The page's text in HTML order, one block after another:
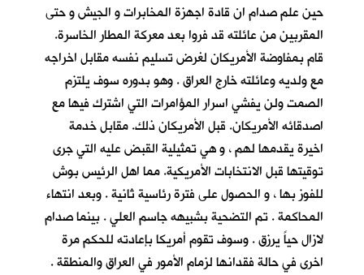
حين علم صدام ان قادة اجهزة المخابرات و الجيش و حتى
المقربين من عائلته قد فروا بعد معركة المطار الخاسرة.
قام بمفاوضة الأمريكان لغرض تسليم نفسه مقابل اخراجه
مع ولديه وعائلته خارج العراق . وهو بدوره سوف يلتزم
الصمت ولن يفشي اسرار المؤامرات التي اشترك فيها مع
اصدقائه الأمريكان. قبل الأمريكان ذلك. مقابل خدمة
اخيرة يقدمها لهم ، و هي تمثيلية القبض عليه التي جرى
توقيتها قبل الانتخابات الأمريكية. مما اهل الرئيس بوش
للفوز بها ، و الحصول على فترة رئاسية ثانية . وبعد انتهاء
المحاكمة . تم التضحية بشبيهه جاسم العلي . بينما صدام
لازال حياً يرزق . وسوف تقوم أمريكا بإعادته للحكم مرة
اخرى في حالة فقدانها لزمام الأمور في العراق والمنطقة .